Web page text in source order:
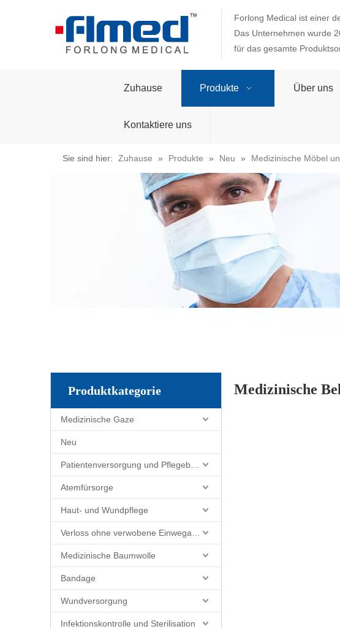
Forlong Medical ist einer
Das Unternehmen wurde
für das gesamte
Zuhause Produkte Über uns
Kontaktiere uns
Sie sind hier: Zuhause » Produkte » Neu » Medizinische Möbel
Produktkategorie
Medizinische Gaze
Neu
Atemfürsorge
Haut- und Wundpflege
Medizinische Baumwolle
Bandage
Wundversorgung
Infektionskontrolle und Sterilisation
Medizinische